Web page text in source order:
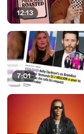
12:13
7:01